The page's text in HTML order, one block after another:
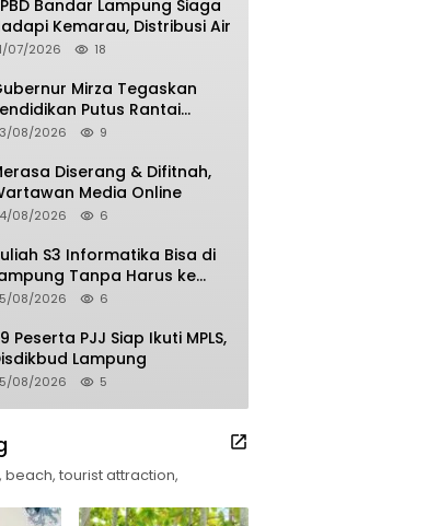
Bandar Lampung Siaga
Kemarau, Distribusi Air
07/2026 18
Mirza Tegaskan
Putus Rantai
08/2026 9
Diserang & Difitnah,
Media Online
08/2026 6
S3 Informatika Bisa di
Tanpa Harus ke
Daerah
08/2026 6
Peserta PJJ Siap Ikuti MPLS,
Lampung
08/2026 5
beach, tourist attraction,